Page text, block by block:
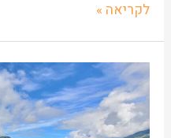
לקריאה »